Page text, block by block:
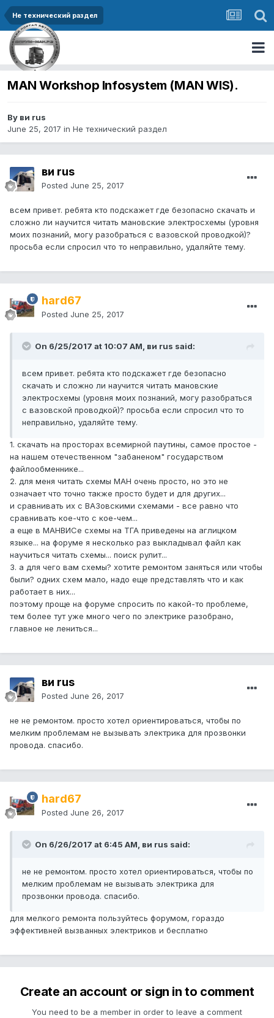
Не технический раздел
MAN Workshop Infosystem (MAN WIS).
By ви rus
June 25, 2017 in Не технический раздел
ви rus
Posted June 25, 2017
всем привет. ребята кто подскажет где безопасно скачать и
сложно ли научится читать мановские электросхемы (уровня
моих познаний, могу разобраться с вазовской проводкой)?
просьба если спросил что то неправильно, удаляйте тему.
hard67
Posted June 25, 2017
On 6/25/2017 at 10:07 AM, ви rus said:
всем привет. ребята кто подскажет где безопасно
скачать и сложно ли научится читать мановские
электросхемы (уровня моих познаний, могу разобраться
с вазовской проводкой)? просьба если спросил что то
неправильно, удаляйте тему.
1. скачать на просторах всемирной паутины, самое простое -
на нашем отечественном "забаненом" государством
файлообменнике...
2. для меня читать схемы МАН очень просто, но это не
означает что точно также просто будет и для других...
и сравнивать их с ВАЗовскими схемами - все равно что
сравнивать кое-что с кое-чем...
а еще в МАНВИСе схемы на ТГА приведены на аглицком
языке... на форуме я несколько раз выкладывал файл как
научиться читать схемы... поиск рулит...
3. а для чего вам схемы? хотите ремонтом заняться или чтобы
были? одних схем мало, надо еще представлять что и как
работает в них...
поэтому проще на форуме спросить по какой-то проблеме,
тем более тут уже много чего по электрике разобрано,
главное не лениться...
ви rus
Posted June 26, 2017
не не ремонтом. просто хотел ориентироваться, чтобы по
мелким проблемам не вызывать электрика для прозвонки
провода. спасибо.
hard67
Posted June 26, 2017
On 6/26/2017 at 6:45 AM, ви rus said:
не не ремонтом. просто хотел ориентироваться, чтобы по
мелким проблемам не вызывать электрика для
прозвонки провода. спасибо.
для мелкого ремонта пользуйтесь форумом, гораздо
эффективней вызванных электриков и бесплатно
Create an account or sign in to comment
You need to be a member in order to leave a comment